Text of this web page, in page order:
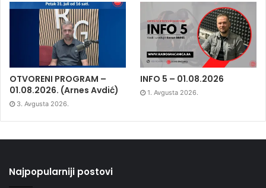
OTVORENI PROGRAM –
01.08.2026. (Arnes Avdić)
3. Avgusta 2026.
INFO 5 – 01.08.2026
1. Avgusta 2026.
Najpopularniji postovi